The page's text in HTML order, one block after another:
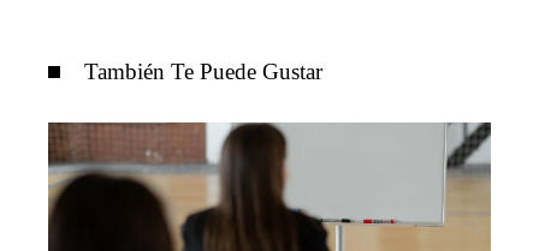
También Te Puede Gustar